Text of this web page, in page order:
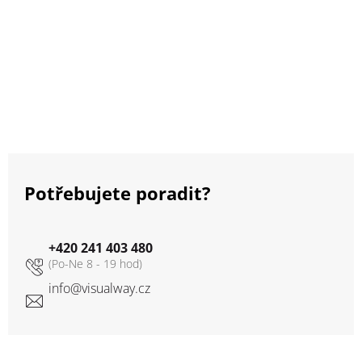
Potřebujete poradit?
info@visualway.cz
+420 241 403 480